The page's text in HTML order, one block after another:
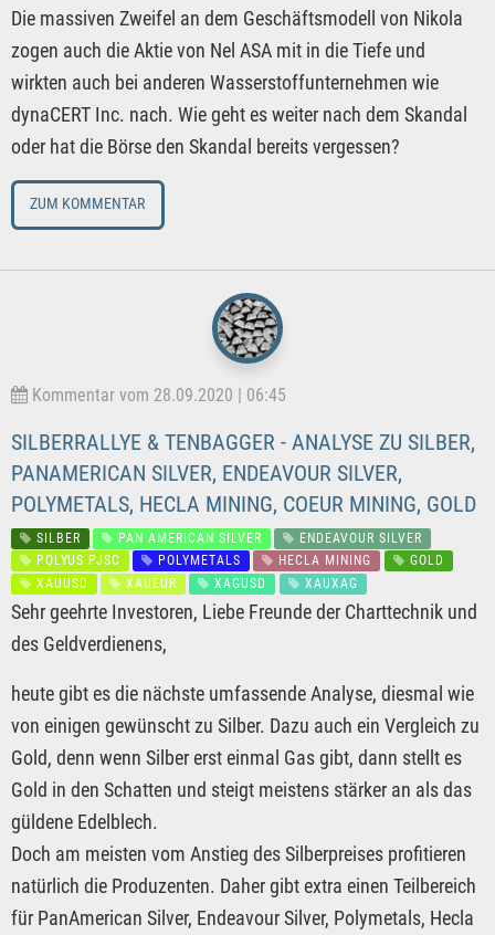
Die massiven Zweifel an dem Geschäftsmodell von Nikola
zogen auch die Aktie von Nel ASA mit in die Tiefe und
wirkten auch bei anderen Wasserstoffunternehmen wie
dynaCERT Inc. nach. Wie geht es weiter nach dem Skandal
oder hat die Börse den Skandal bereits vergessen?
ZUM KOMMENTAR
Kommentar vom 28.09.2020 | 06:45
SILBERRALLYE & TENBAGGER - ANALYSE ZU SILBER,
PANAMERICAN SILVER, ENDEAVOUR SILVER,
POLYMETALS, HECLA MINING, COEUR MINING, GOLD
SILBER PAN AMERICAN SILVER
ENDEAVOUR SILVER
POLYUS PJSC
POLYMETALS HECLA MINING
GOLD
XAUUSD
XAUEUR XAGUSD XAUXAG
Sehr geehrte Investoren, Liebe Freunde der Charttechnik und
des Geldverdienens,
heute gibt es die nächste umfassende Analyse, diesmal wie
von einigen gewünscht zu Silber. Dazu auch ein Vergleich zu
Gold, denn wenn Silber erst einmal Gas gibt, dann stellt es
Gold in den Schatten und steigt meistens stärker an als das
güldene Edelblech.
Doch am meisten vom Anstieg des Silberpreises profitieren
natürlich die Produzenten. Daher gibt extra einen Teilbereich
für PanAmerican Silver, Endeavour Silver, Polymetals, Hecla